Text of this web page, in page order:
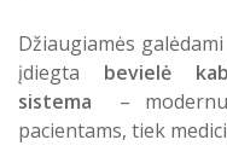
darbo
PSPC
Džiaugiamės
įdiegta bevielė
sistema
–
pacientams, tiek